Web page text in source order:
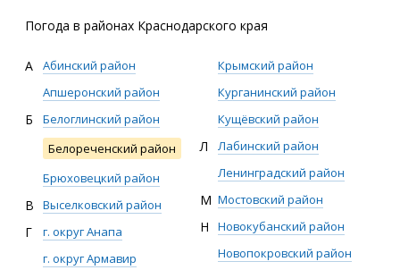
Погода в районах Краснодарского края
А
Абинский район
Апшеронский район
Б
Белоглинский район
Белореченский район
Брюховецкий район
В Выселковский район
Г
г. округ Анапа
г. округ Армавир
Крымский район
Курганинский район
Кущёвский район
Л
Лабинский район
Ленинградский район
М Мостовский район
Н
Новокубанский район
Новопокровский район